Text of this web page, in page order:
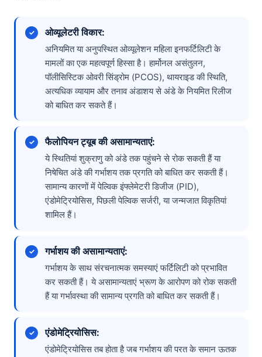
ओव्यूलेटरी विकार:
अनियमित या अनुपस्थित ओव्यूलेशन महिला इनफर्टिलिटी के
मामलों का एक महत्वपूर्ण हिस्सा है। हार्मोनल असंतुलन,
पॉलीसिस्टिक ओवरी सिंड्रोम (PCOS), थायराइड की स्थिति,
अत्यधिक व्यायाम और तनाव अंडाशय से अंडे के नियमित रिलीज
को बाधित कर सकते हैं।
फैलोपियन ट्यूब की असामान्यताएं:
ये स्थितियां शुक्राणु को अंडे तक पहुंचने से रोक सकती हैं या
निषेचित अंडे की गर्भाशय तक प्रगति को बाधित कर सकती हैं।
सामान्य कारणों में पेल्विक इंफ्लेमेटरी डिजीज (PID),
एंडोमेट्रियोसिस, पिछली पेल्विक सर्जरी, या जन्मजात विकृतियां
शामिल हैं।
गर्भाशय की असामान्यताएं:
गर्भाशय के साथ संरचनात्मक समस्याएं फर्टिलिटी को प्रभावित
कर सकती हैं। ये असामान्यताएं भ्रूण के आरोपण को रोक सकती
हैं या गर्भावस्था की सामान्य प्रगति को बाधित कर सकती हैं।
एंडोमेट्रियोसिस:
एंडोमेट्रियोसिस तब होता है जब गर्भाशय की परत के समान ऊतक